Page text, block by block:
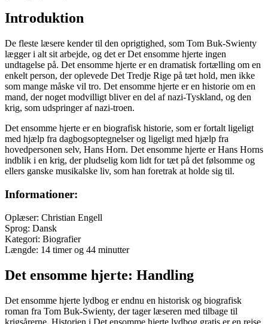
Introduktion
De fleste læsere kender til den oprigtighed, som Tom Buk-Swienty
lægger i alt sit arbejde, og det er Det ensomme hjerte ingen
undtagelse på. Det ensomme hjerte er en dramatisk fortælling om en
enkelt person, der oplevede Det Tredje Rige på tæt hold, men ikke
som mange måske vil tro. Det ensomme hjerte er en historie om en
mand, der noget modvilligt bliver en del af nazi-Tyskland, og den
krig, som udspringer af nazi-troen.
Det ensomme hjerte er en biografisk historie, som er fortalt ligeligt
med hjælp fra dagbogsoptegnelser og ligeligt med hjælp fra
hovedpersonen selv, Hans Horn. Det ensomme hjerte er Hans Horns
indblik i en krig, der pludselig kom lidt for tæt på det følsomme og
ellers ganske musikalske liv, som han foretrak at holde sig til.
Informationer:
Oplæser: Christian Engell
Sprog: Dansk
Kategori: Biografier
Længde: 14 timer og 44 minutter
Det ensomme hjerte: Handling
Det ensomme hjerte lydbog er endnu en historisk og biografisk
roman fra Tom Buk-Swienty, der tager læseren med tilbage til
krigsårerne. Historien i Det ensomme hjerte lydbog gratis er en rejse